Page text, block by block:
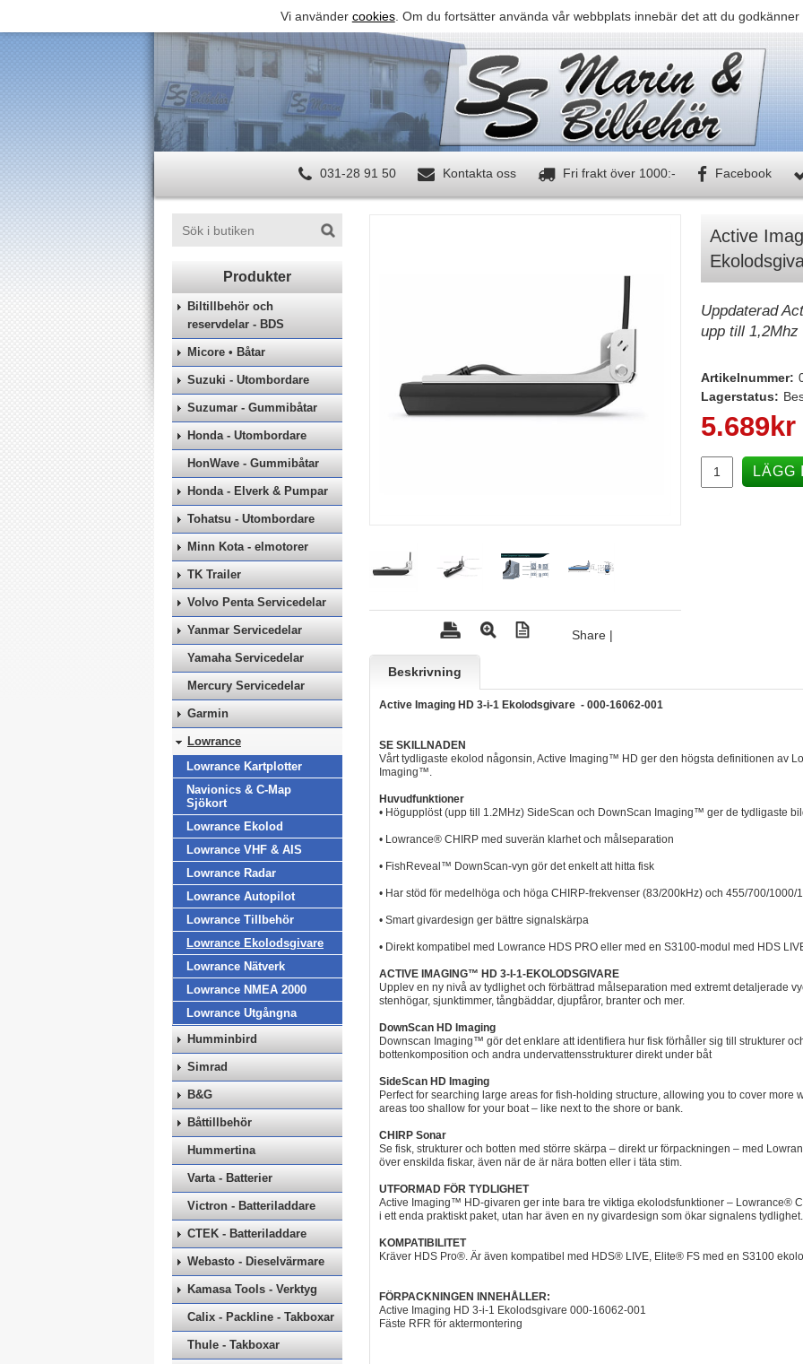
Vi använder cookies. Om du fortsätter använda vår webbplats innebär det att du godkänner
031-28 91 50 Kontakta oss Fri frakt över 1000:- Facebook
Biltillbehör och
reservdelar - BDS
Micore • Båtar
Suzuki - Utombordare
Suzumar - Gummibåtar
Honda - Utombordare
HonWave - Gummibåtar
Honda - Elverk & Pumpar
Tohatsu - Utombordare
Minn Kota - elmotorer
TK Trailer
Volvo Penta Servicedelar
Yanmar Servicedelar
Yamaha Servicedelar
Mercury Servicedelar
Garmin
Lowrance
Lowrance Kartplotter
Navionics & C-Map
Sjökort
Lowrance Ekolod
Lowrance VHF & AIS
Lowrance Radar
Lowrance Autopilot
Lowrance Tillbehör
Lowrance Ekolodsgivare
Lowrance Nätverk
Lowrance NMEA 2000
Lowrance Utgångna
Humminbird
Simrad
B&G
Båttillbehör
Hummertina
Varta - Batterier
Victron - Batteriladdare
CTEK - Batteriladdare
Webasto - Dieselvärmare
Kamasa Tools - Verktyg
Calix - Packline - Takboxar
Thule - Takboxar
Share |
Active
Uppdaterad
upp till 1,2Mhz
Artikelnummer:
Lagerstatus:
5.689kr
LÄGG
Beskrivning
Active Imaging HD 3-i-1 Ekolodsgivare - 000-16062-001
SE SKILLNADEN
Vårt tydligaste ekolod någonsin, Active Imaging™ HD ger den högsta definitionen av
Imaging™.
Huvudfunktioner
• Högupplöst (upp till 1.2MHz) SideScan och DownScan Imaging™ ger de tydligaste
• Lowrance® CHIRP med suverän klarhet och målseparation
• FishReveal™ DownScan-vyn gör det enkelt att hitta fisk
• Har stöd för medelhöga och höga CHIRP-frekvenser (83/200kHz) och 455/700/1000/
• Smart givardesign ger bättre signalskärpa
• Direkt kompatibel med Lowrance HDS PRO eller med en S3100-modul med HDS
ACTIVE IMAGING™ HD 3-I-1-EKOLODSGIVARE
Upplev en ny nivå av tydlighet och förbättrad målseparation med extremt detaljerade
stenhögar, sjunktimmer, tångbäddar, djupfåror, branter och mer.
DownScan HD Imaging
Downscan Imaging™ gör det enklare att identifiera hur fisk förhåller sig till strukturer
bottenkomposition och andra undervattensstrukturer direkt under båt
SideScan HD Imaging
Perfect for searching large areas for fish-holding structure, allowing you to cover more
areas too shallow for your boat – like next to the shore or bank.
CHIRP Sonar
Se fisk, strukturer och botten med större skärpa – direkt ur förpackningen – med
över enskilda fiskar, även när de är nära botten eller i täta stim.
UTFORMAD FÖR TYDLIGHET
Active Imaging™ HD-givaren ger inte bara tre viktiga ekolodsfunktioner – Lowrance®
i ett enda praktiskt paket, utan har även en ny givardesign som ökar signalens tydlighet.
KOMPATIBILITET
Kräver HDS Pro®. Är även kompatibel med HDS® LIVE, Elite® FS med en S3100
FÖRPACKNINGEN INNEHÅLLER:
Active Imaging HD 3-i-1 Ekolodsgivare 000-16062-001
Fäste RFR för aktermontering